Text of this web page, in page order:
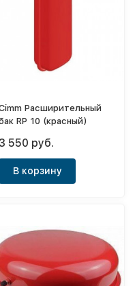
Расширительный
RP 10 (красный)
3 550 руб.
В корзину